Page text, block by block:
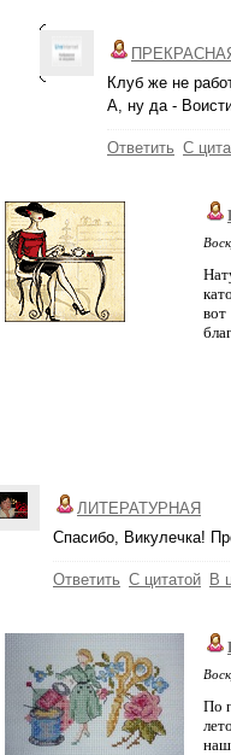
Клуб же не
А, ну да -
Ответить С
ЛИТЕРАТУРНАЯ
Спасибо, Викулечка!
Ответить С цитатой В
По